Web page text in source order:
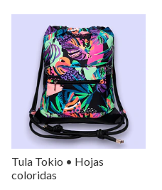
Tula Tokio • Hojas
coloridas